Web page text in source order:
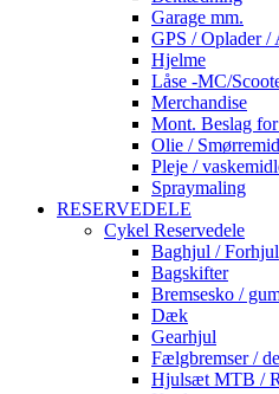
Garage mm.
GPS / Oplader /
Hjelme
Låse -MC/
Merchandise
Mont. Beslag
Olie /
Pleje /
Spraymaling
RESERVEDELE
Cykel Reservedele
Baghjul / Forhjul
Bagskifter
Bremsesko /
Dæk
Gearhjul
Fælgbremser /
Hjulsæt MTB /